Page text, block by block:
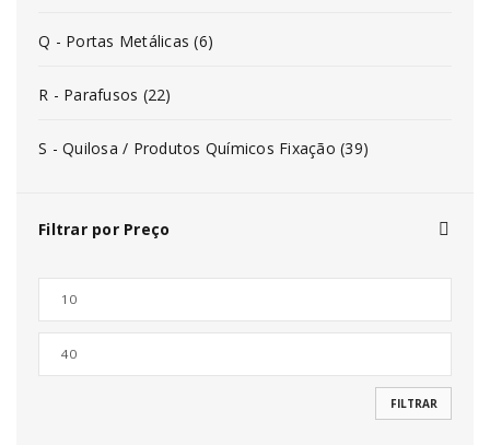
Q - Portas Metálicas (6)
R - Parafusos (22)
S - Quilosa / Produtos Químicos Fixação (39)
Filtrar por Preço
FILTRAR